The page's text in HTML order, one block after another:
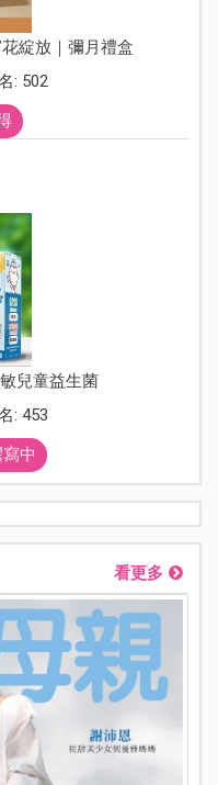
綻放｜彌月禮盒
: 502
兒童益生菌
: 453
中
看更多